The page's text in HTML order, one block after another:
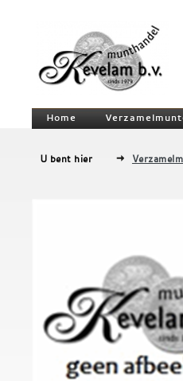
Home
U bent hier